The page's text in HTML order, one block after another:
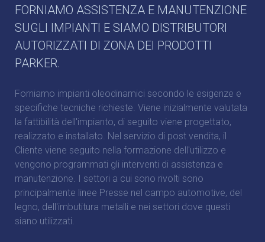
FORNIAMO ASSISTENZA E MANUTENZIONE
SUGLI IMPIANTI E SIAMO DISTRIBUTORI
AUTORIZZATI DI ZONA DEI PRODOTTI
PARKER.
Forniamo impianti oleodinamici secondo le esigenze e
specifiche tecniche richieste. Viene inizialmente valutata
la fattibilità dell'impianto, di seguito viene progettato,
realizzato e installato. Nel servizio di post vendita, il
Cliente viene seguito nella formazione dell'utilizzo e
vengono programmati gli interventi di assistenza e
manutenzione. I settori a cui sono rivolti sono
principalmente linee Presse nel campo automotive, del
legno, dell'imbutitura metalli e nei settori dove questi
siano utilizzati.